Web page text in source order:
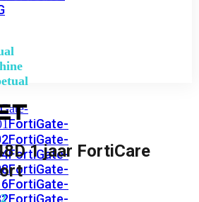
FortiGate-
FortiGate-
FortiGate-
FortiGate-
FortiGate-
FortiGate-
1 jaar FortiCare